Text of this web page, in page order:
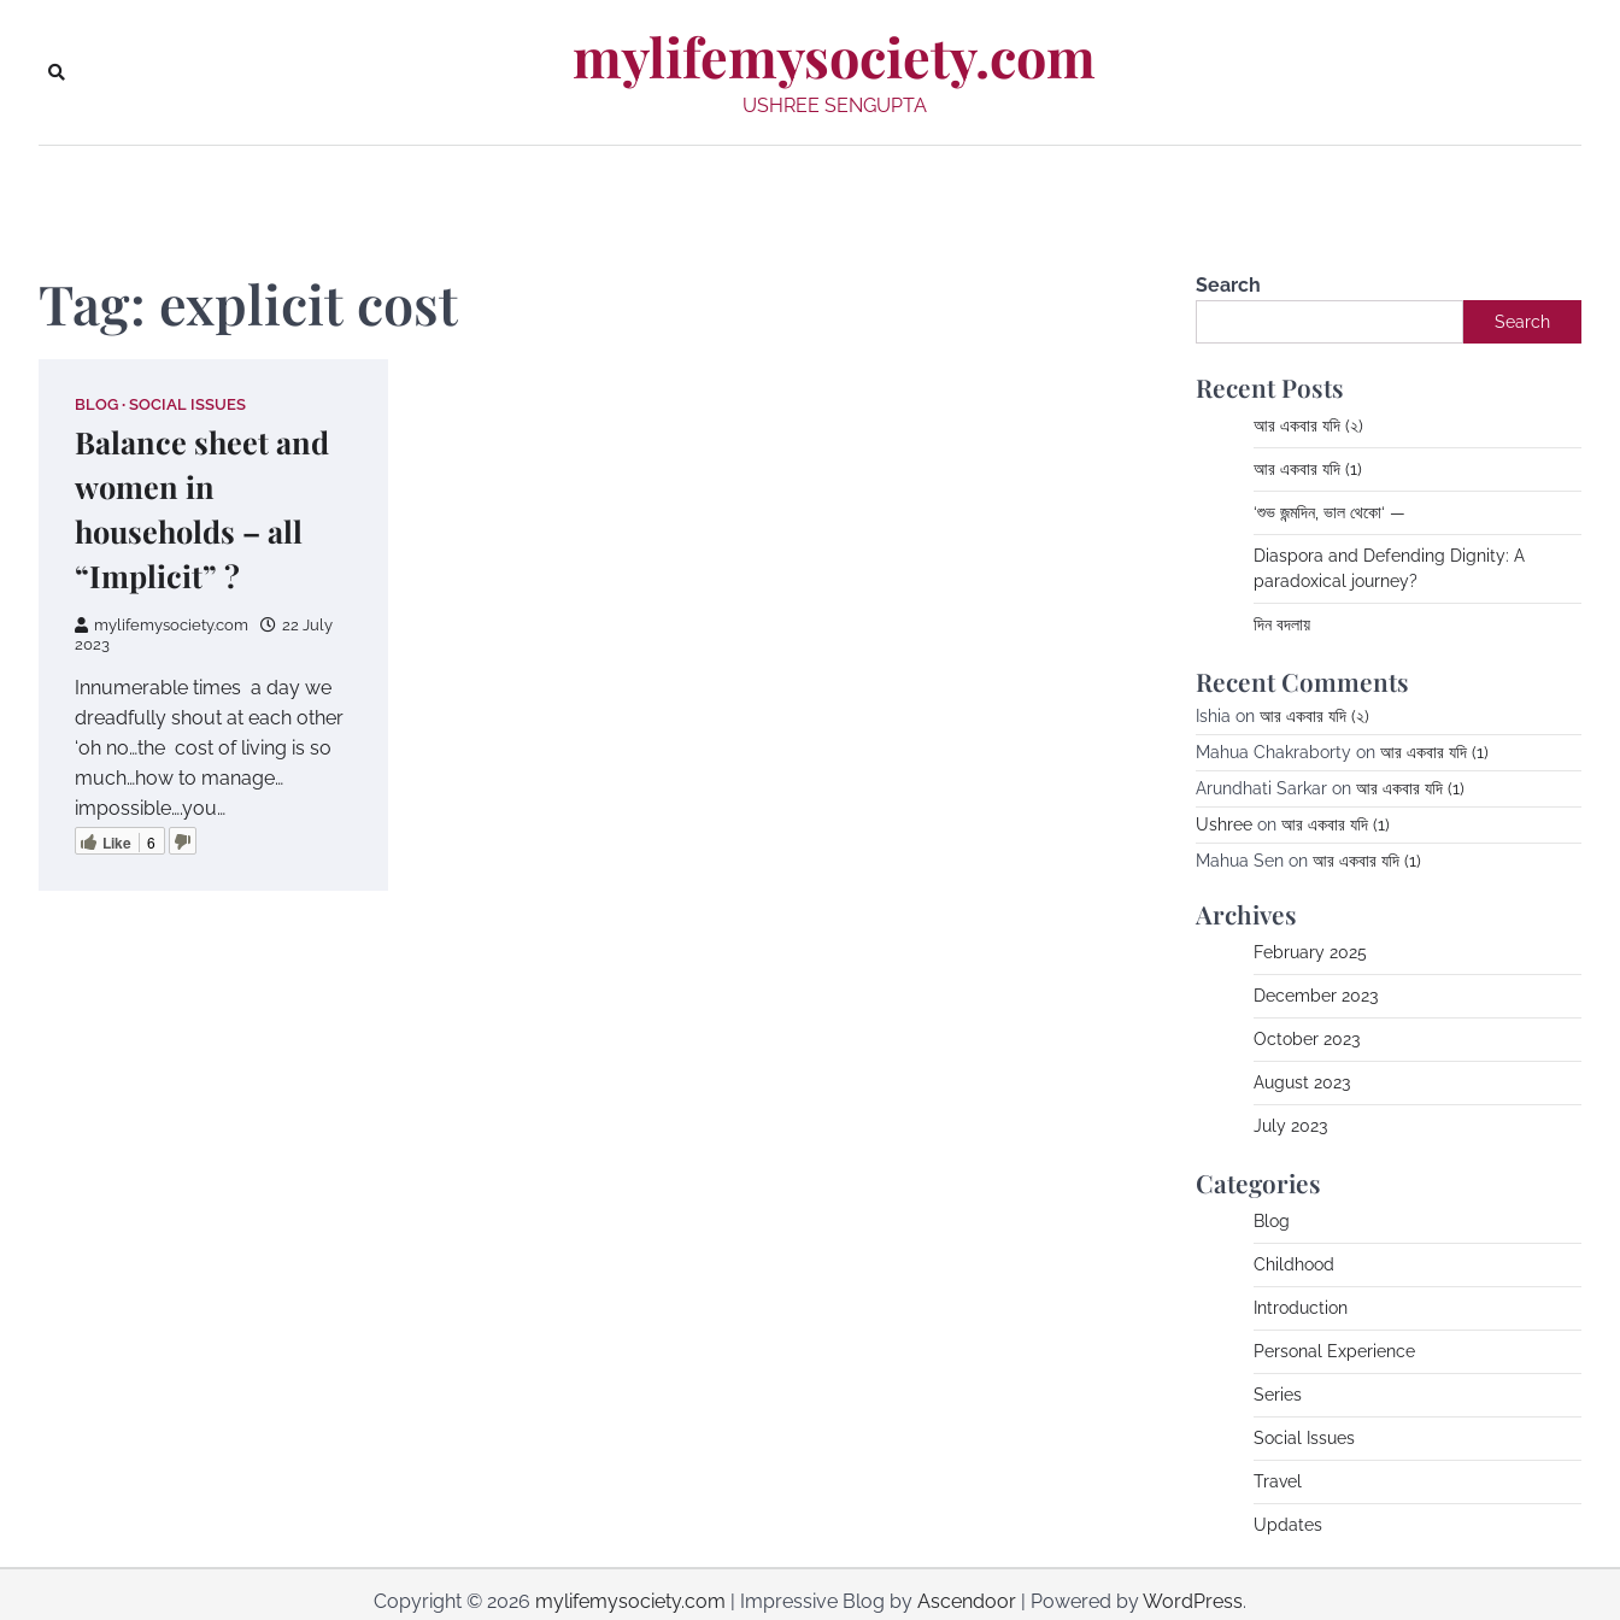
content
mylifemysociety.com
USHREE SENGUPTA
Tag: explicit cost
BLOG SOCIAL ISSUES
Balance sheet and
women in
households – all
“Implicit” ?
mylifemysociety.com
22 July
2023
Innumerable times a day we
dreadfully shout at each other
‘oh no…the cost of living is so
much…how to manage…
impossible….you…
Like 6
Search
Search
Recent Posts
আর একবার যদি (২)
আর একবার যদি (1)
‘শুভ জন্মদিন, ভাল থেকো‘ —
Diaspora and Defending Dignity: A
paradoxical journey?
দিন বদলায়
Recent Comments
Ishia on আর একবার যদি (২)
Mahua Chakraborty on আর একবার যদি (1)
Arundhati Sarkar on আর একবার যদি (1)
Ushree on আর একবার যদি (1)
Mahua Sen on আর একবার যদি (1)
Archives
February 2025
December 2023
October 2023
August 2023
July 2023
Categories
Blog
Childhood
Introduction
Personal Experience
Series
Social Issues
Travel
Updates
Copyright © 2026 mylifemysociety.com | Impressive Blog by Ascendoor | Powered byWordPress.